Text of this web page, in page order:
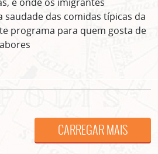
é onde os imigrantes
saudade das comidas típicas da
programa para quem gosta de
CARREGAR MAIS